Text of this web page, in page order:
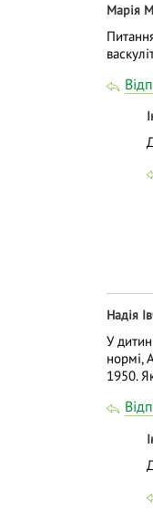
👍
Марія
Надія
У
нормі,
1950.